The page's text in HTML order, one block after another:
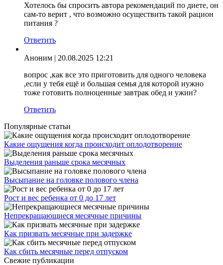
Хотелось бы спросить автора рекомендаций по диете, он
сам-то верит , что возможно осуществить такой рацион
питания ?
Ответить
Аноним | 20.08.2025 12:21
вопрос ,как все это приготовить для одного человека
,если у тебя ещё и большая семья для которой нужно
тоже готовить полноценные завтрак обед и ужин?
Ответить
Популярные статьи
Какие ощущения когда происходит оплодотворение
Выделения раньше срока месячных
Высыпание на головке полового члена
Рост и вес ребенка от 0 до 17 лет
Непрекращающиеся месячные причины
Как призвать месячные при задержке
Как сбить месячные перед отпуском
Свежие публикации